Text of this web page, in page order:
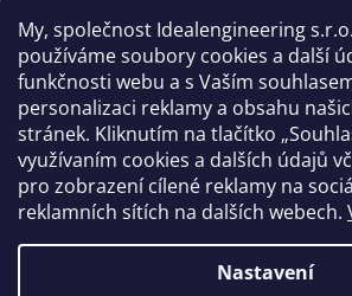
My, společnost Idealengineering
používáme soubory cookies a další
funkčnosti webu a s Vaším
personalizaci reklamy a obsahu
stránek. Kliknutím na tlačítko
využívaním cookies a dalších údajů
pro zobrazení cílené reklamy na
reklamních sítích na dalších webech.
Nastavení
Jak nakupovat
Články
Výběr volejbalového míče
Výběr fotbalového míče
Tabulka velikostí míčů